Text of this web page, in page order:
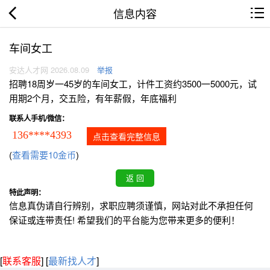
信息内容
车间女工
安达人才网 2026.08.09 举报
招聘18周岁一45岁的车间女工，计件工资约3500一5000元，试
用期2个月，交五险，有年薪假，年底福利
联系人手机/微信：
136****4393 点击查看完整信息
(查看需要10金币)
特此声明：
信息真伪请自行辨别，求职应聘须谨慎，网站对此不承担任何
保证或连带责任! 希望我们的平台能为您带来更多的便利！
[联系客服] [最新找人才]